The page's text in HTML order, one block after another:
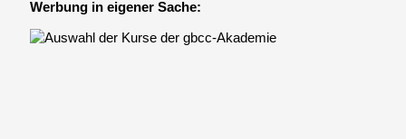
Werbung in eigener Sache: